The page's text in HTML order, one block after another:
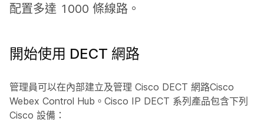
配置多達 1000 條線路。
開始使用 DECT 網路
管理員可以在內部建立及管理 Cisco DECT 網路Cisco
Webex Control Hub。Cisco IP DECT 系列產品包含下列
Cisco 設備：